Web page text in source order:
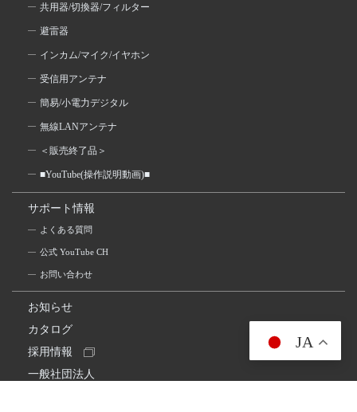
共用器/切換器/フィルター
避雷器
インカム/マイク/イヤホン
受信用アンテナ
簡易/小電力デジタル
無線LANアンテナ
＜販売終了品＞
■YouTube(操作説明動画)■
サポート情報
よくある質問
公式 YouTube CH
お問い合わせ
お知らせ
カタログ
採用情報
一般社団法人
JA